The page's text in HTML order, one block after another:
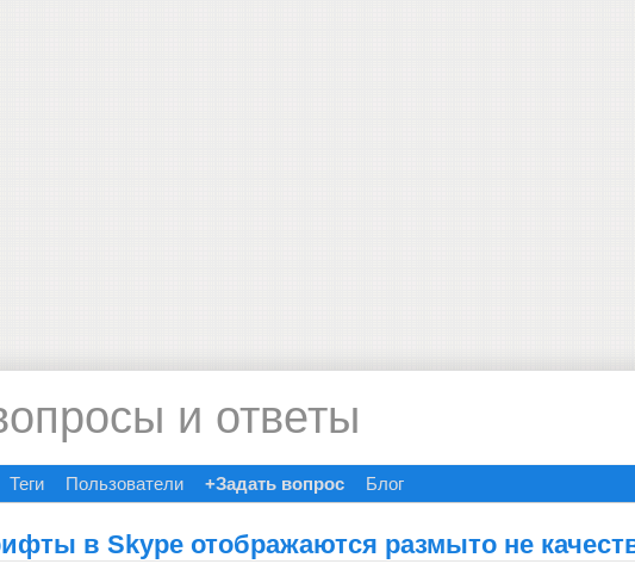
и ответы
Теги Пользователи +Задать вопрос Блог
в Skype отображаются размыто не